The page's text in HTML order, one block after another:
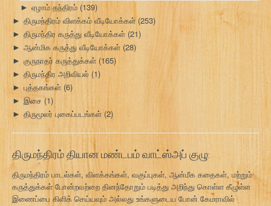
► ஏழாம் தந்திரம் (139)
► திருமந்திரம் விளக்கம் வீடியோக்கள்(253)
► திருமந்திர கருத்து வீடியோக்கள் (21)
► ஆன்மிக கருத்து வீடியோக்கள் (28)
► குருநாதர் கருத்துக்கள் (165)
► திருமந்திர அறிவியல் (1)
► புத்தகங்கள் (6)
► இசை(1)
► திருமூலர் புகைப்படங்கள் (2)
திருமந்திரம் தியான மண்டபம் வாட்ஸ்அப் குழு:
திருமந்திரம் பாடல்கள், விளக்கங்கள், வகுப்புகள், ஆன்மீக கதைகள், மற்றும்
கருத்துக்கள் போன்றவற்றை தினந்தோறும் படித்து அறிந்து கொள்ள கீழுள்ள
இணைப்பை கிளிக் செய்யவும் அல்லது உங்களுடைய போன் கேமராவில்